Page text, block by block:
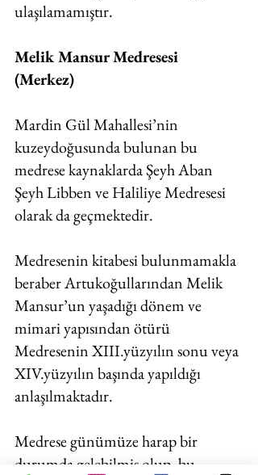
ulaşılamamıştır.
Melik Mansur Medresesi
(Merkez)
Mardin Gül Mahallesi’nin
kuzeydoğusunda bulunan bu
medrese kaynaklarda Şeyh Aban
Şeyh Libben ve Haliliye Medresesi
olarak da geçmektedir.
Medresenin kitabesi bulunmamakla
beraber Artukoğullarından Melik
Mansur’un yaşadığı dönem ve
mimari yapısından ötürü
Medresenin XIII.yüzyılın sonu veya
XIV.yüzyılın başında yapıldığı
anlaşılmaktadır.
Medrese günümüze harap bir
durumda gelebilmiş olup, bu